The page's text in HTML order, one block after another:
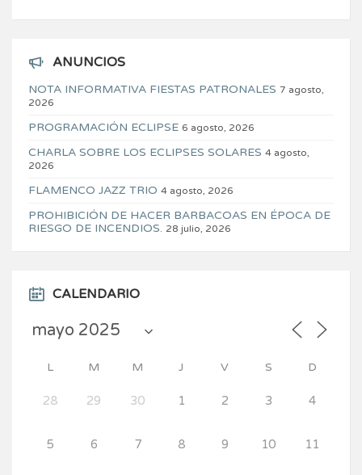
ANUNCIOS
NOTA INFORMATIVA FIESTAS PATRONALES 7 agosto,
2026
PROGRAMACIÓN ECLIPSE 6 agosto, 2026
CHARLA SOBRE LOS ECLIPSES SOLARES 4 agosto,
2026
FLAMENCO JAZZ TRIO 4 agosto, 2026
PROHIBICIÓN DE HACER BARBACOAS EN ÉPOCA DE
RIESGO DE INCENDIOS. 28 julio, 2026
CALENDARIO
L M M J V S D
28 29 30 1 2 3 4
5 6 7 8 9 10 11